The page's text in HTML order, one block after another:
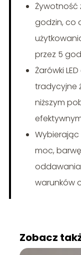
Żywotność
godzin, co
przez 5
Żarówki
tradycyjne
niższym
Wybierając
moc,
warunków
Zobacz